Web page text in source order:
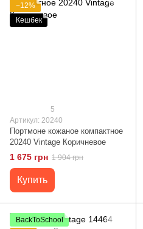
−12%
Кешбек
5
Артикул: 20240
Портмоне кожаное компактное
20240 Vintage Коричневое
1 675 грн 1 904 грн
Купить
BackToSchool